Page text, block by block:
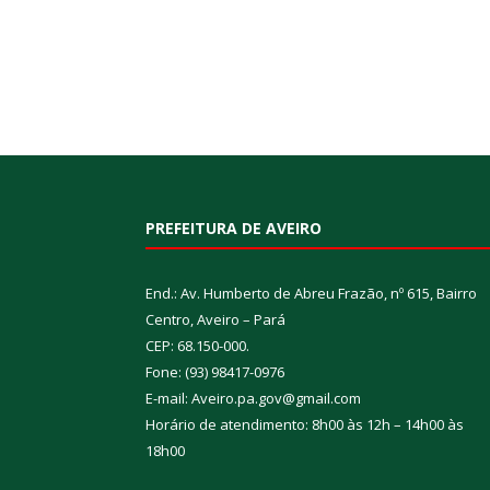
PREFEITURA DE AVEIRO
End.: Av. Humberto de Abreu Frazão, nº 615, Bairro
Centro, Aveiro – Pará
CEP: 68.150-000.
Fone: (93) 98417-0976
E-mail: Aveiro.pa.gov@gmail.com
Horário de atendimento: 8h00 às 12h – 14h00 às
18h00